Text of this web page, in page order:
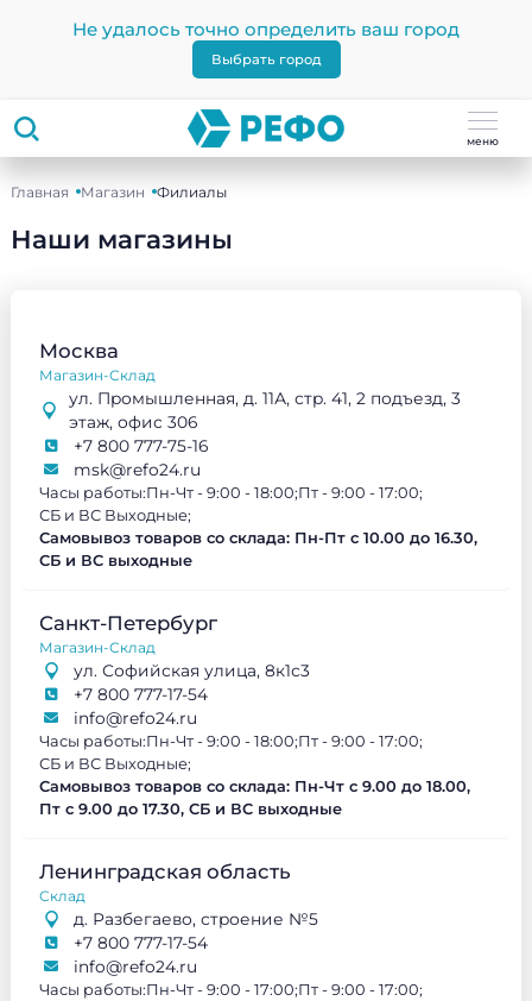
Не удалось точно определить ваш город
Выбрать город
меню
Главная Магазин Филиалы
Наши магазины
Москва
Магазин-Склад
ул. Промышленная, д. 11А, стр. 41, 2 подъезд, 3
этаж, офис 306
+7 800 777-75-16
msk@refo24.ru
Часы работы:Пн-Чт - 9:00 - 18:00;Пт - 9:00 - 17:00;
СБ и ВС Выходные;
Самовывоз товаров со склада: Пн-Пт с 10.00 до 16.30,
СБ и ВС выходные
Санкт-Петербург
Магазин-Склад
ул. Софийская улица, 8к1с3
+7 800 777-17-54
info@refo24.ru
Часы работы:Пн-Чт - 9:00 - 18:00;Пт - 9:00 - 17:00;
СБ и ВС Выходные;
Самовывоз товаров со склада: Пн-Чт с 9.00 до 18.00,
Пт с 9.00 до 17.30, СБ и ВС выходные
Ленинградская область
Склад
д. Разбегаево, строение №5
+7 800 777-17-54
info@refo24.ru
Часы работы:Пн-Чт - 9:00 - 17:00;Пт - 9:00 - 17:00;